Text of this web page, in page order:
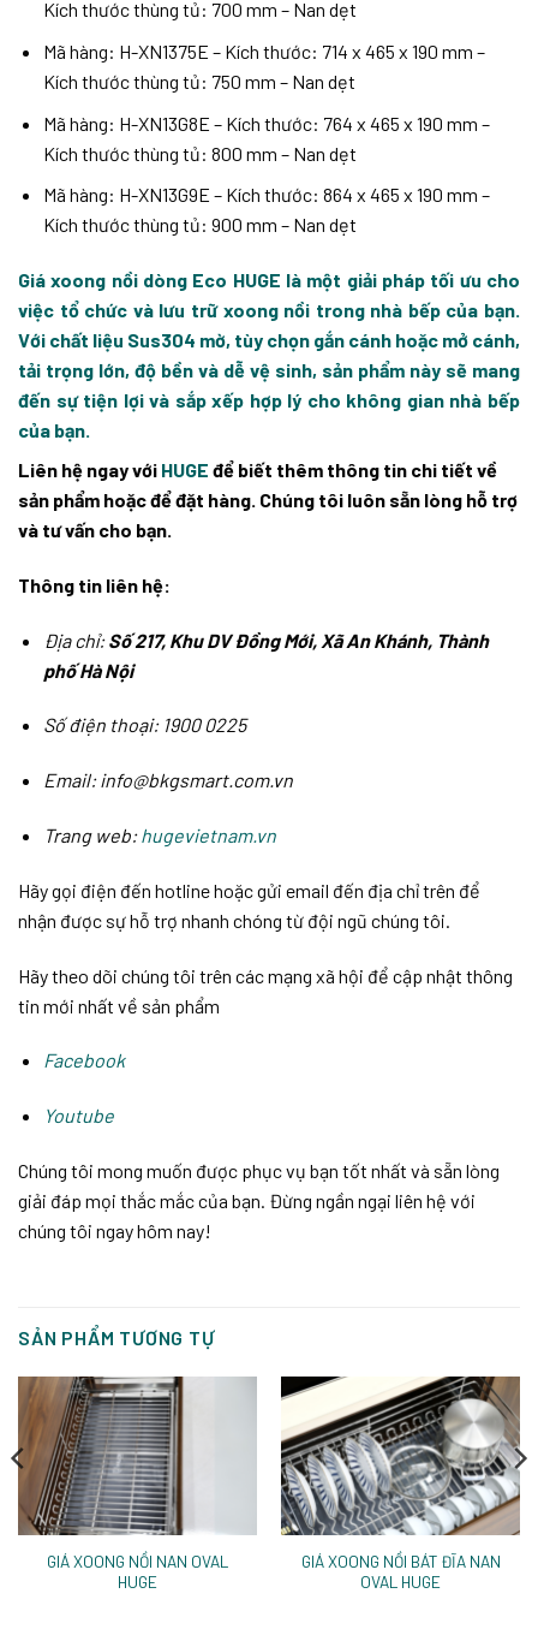
Kích thước thùng tủ: 700 mm – Nan dẹt
Mã hàng: H-XN1375E – Kích thước: 714 x 465 x 190 mm –
Kích thước thùng tủ: 750 mm – Nan dẹt
Mã hàng: H-XN13G8E – Kích thước: 764 x 465 x 190 mm –
Kích thước thùng tủ: 800 mm – Nan dẹt
Mã hàng: H-XN13G9E – Kích thước: 864 x 465 x 190 mm –
Kích thước thùng tủ: 900 mm – Nan dẹt
Giá xoong nồi dòng Eco HUGE là một giải pháp tối ưu cho
việc tổ chức và lưu trữ xoong nồi trong nhà bếp của bạn.
Với chất liệu Sus304 mờ, tùy chọn gắn cánh hoặc mở cánh,
tải trọng lớn, độ bền và dễ vệ sinh, sản phẩm này sẽ mang
đến sự tiện lợi và sắp xếp hợp lý cho không gian nhà bếp
của bạn.
Liên hệ ngay với HUGE để biết thêm thông tin chi tiết về
sản phẩm hoặc để đặt hàng. Chúng tôi luôn sẵn lòng hỗ trợ
và tư vấn cho bạn.
Thông tin liên hệ:
Địa chỉ:Số 217, Khu DV Đồng Mới, Xã An Khánh, Thành
phố Hà Nội
Số điện thoại: 1900 0225
Email: info@bkgsmart.com.vn
Trang web:hugevietnam.vn
Hãy gọi điện đến hotline hoặc gửi email đến địa chỉ trên để
nhận được sự hỗ trợ nhanh chóng từ đội ngũ chúng tôi.
Hãy theo dõi chúng tôi trên các mạng xã hội để cập nhật thông
tin mới nhất về sản phẩm
Facebook
Youtube
Chúng tôi mong muốn được phục vụ bạn tốt nhất và sẵn lòng
giải đáp mọi thắc mắc của bạn. Đừng ngần ngại liên hệ với
chúng tôi ngay hôm nay!
SẢN PHẨM TƯƠNG TỰ
GIÁ XOONG NỒI NAN OVAL
HUGE
GIÁ XOONG NỒI BÁT ĐĨA NAN
OVAL HUGE